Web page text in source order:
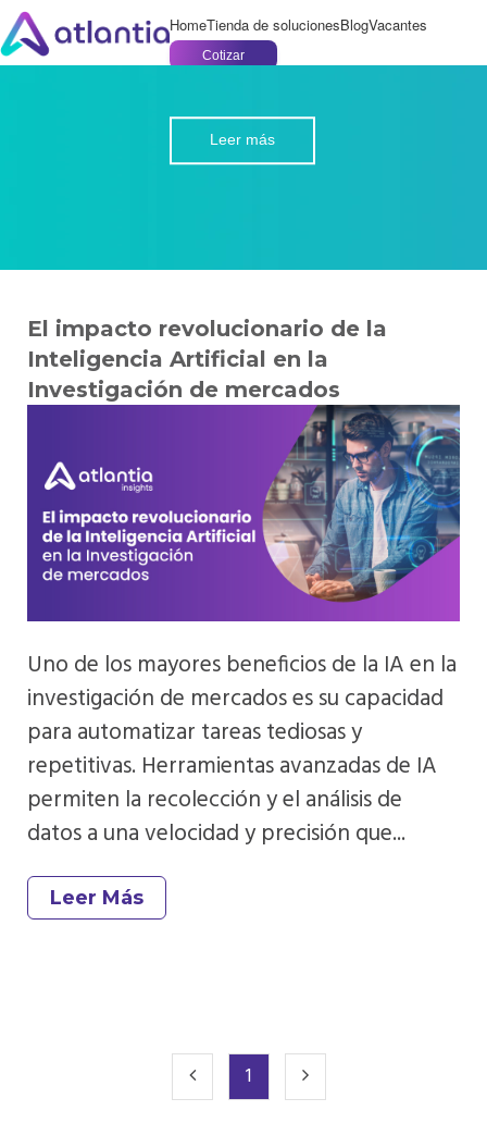
HomeTienda de solucionesBlogVacantes
Cotizar
Leer más
El impacto revolucionario de la
Inteligencia Artificial en la
Investigación de mercados
Uno de los mayores beneficios de la IA en la
investigación de mercados es su capacidad
para automatizar tareas tediosas y
repetitivas. Herramientas avanzadas de IA
permiten la recolección y el análisis de
datos a una velocidad y precisión que...
Leer Más
1